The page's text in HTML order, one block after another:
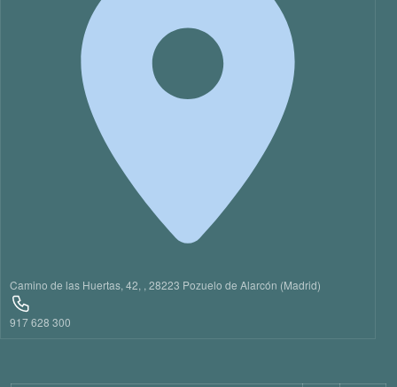
Camino de las Huertas, 42, , 28223 Pozuelo de Alarcón (Madrid)
917 628 300